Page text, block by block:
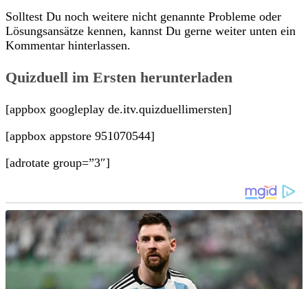
Solltest Du noch weitere nicht genannte Probleme oder
Lösungsansätze kennen, kannst Du gerne weiter unten ein
Kommentar hinterlassen.
Quizduell im Ersten herunterladen
[appbox googleplay de.itv.quizduellimersten]
[appbox appstore 951070544]
[adrotate group=”3″]